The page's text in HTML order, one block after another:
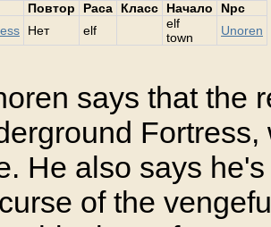
Повтор Раса Класс Начало
Npc
Нет elf
elf
town
Unoren
says that the
He also says
of the